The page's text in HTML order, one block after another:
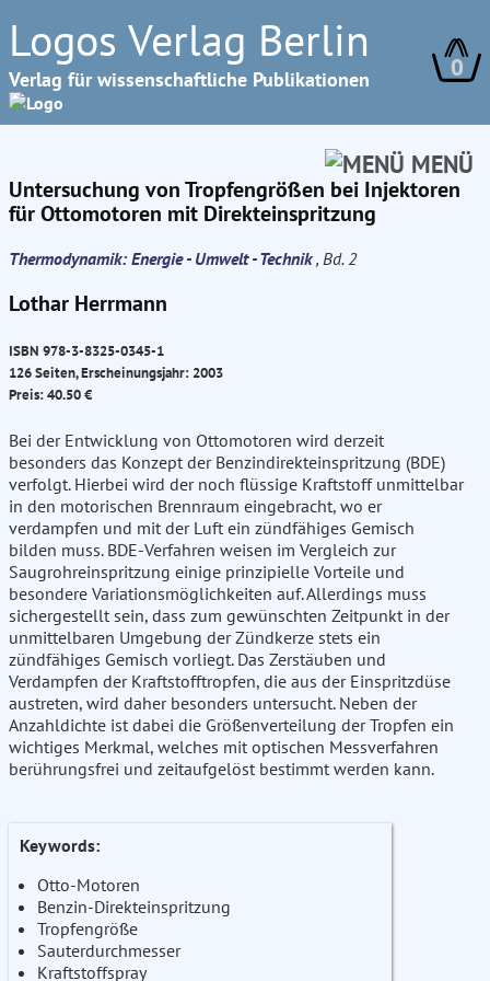
Logos Verlag Berlin
Verlag für wissenschaftliche Publikationen 0
MENÜ
Untersuchung von Tropfengrößen bei Injektoren
für Ottomotoren mit Direkteinspritzung
Thermodynamik: Energie - Umwelt - Technik, Bd. 2
Lothar Herrmann
ISBN 978-3-8325-0345-1
126 Seiten, Erscheinungsjahr: 2003
Preis: 40.50 €
Bei der Entwicklung von Ottomotoren wird derzeit
besonders das Konzept der Benzindirekteinspritzung (BDE)
verfolgt. Hierbei wird der noch flüssige Kraftstoff unmittelbar
in den motorischen Brennraum eingebracht, wo er
verdampfen und mit der Luft ein zündfähiges Gemisch
bilden muss. BDE-Verfahren weisen im Vergleich zur
Saugrohreinspritzung einige prinzipielle Vorteile und
besondere Variationsmöglichkeiten auf. Allerdings muss
sichergestellt sein, dass zum gewünschten Zeitpunkt in der
unmittelbaren Umgebung der Zündkerze stets ein
zündfähiges Gemisch vorliegt. Das Zerstäuben und
Verdampfen der Kraftstofftropfen, die aus der Einspritzdüse
austreten, wird daher besonders untersucht. Neben der
Anzahldichte ist dabei die Größenverteilung der Tropfen ein
wichtiges Merkmal, welches mit optischen Messverfahren
berührungsfrei und zeitaufgelöst bestimmt werden kann.
Keywords:
Otto-Motoren
Benzin-Direkteinspritzung
Tropfengröße
Sauterdurchmesser
Kraftstoffspray